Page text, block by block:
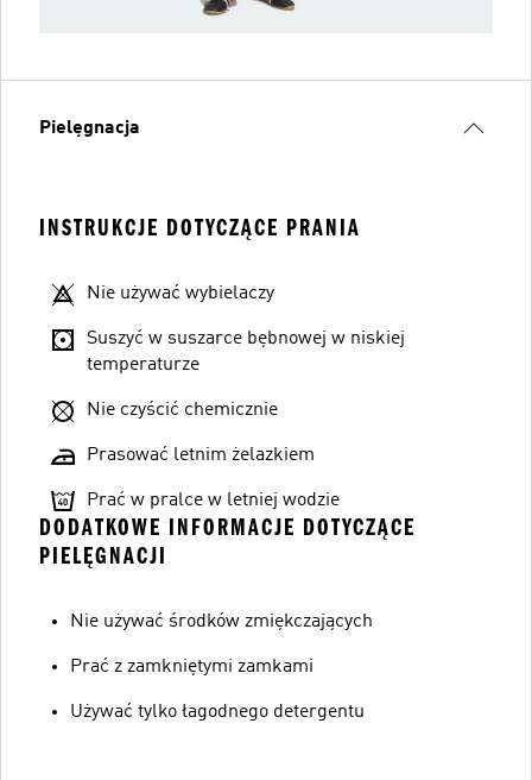
Pielęgnacja
INSTRUKCJE DOTYCZĄCE PRANIA
Nie używać wybielaczy
Suszyć w suszarce bębnowej w niskiej
temperaturze
Nie czyścić chemicznie
Prasować letnim żelazkiem
Prać w pralce w letniej wodzie
DODATKOWE INFORMACJE DOTYCZĄCE
PIELĘGNACJI
Nie używać środków zmiękczających
Prać z zamkniętymi zamkami
Używać tylko łagodnego detergentu